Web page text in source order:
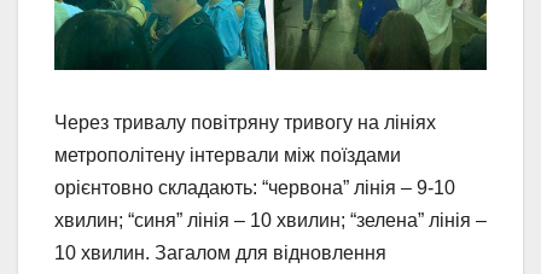
Через тривалу повітряну тривогу на лініях
метрополітену інтервали між поїздами
орієнтовно складають: “червона” лінія – 9-10
хвилин; “синя” лінія – 10 хвилин; “зелена” лінія –
10 хвилин. Загалом для відновлення